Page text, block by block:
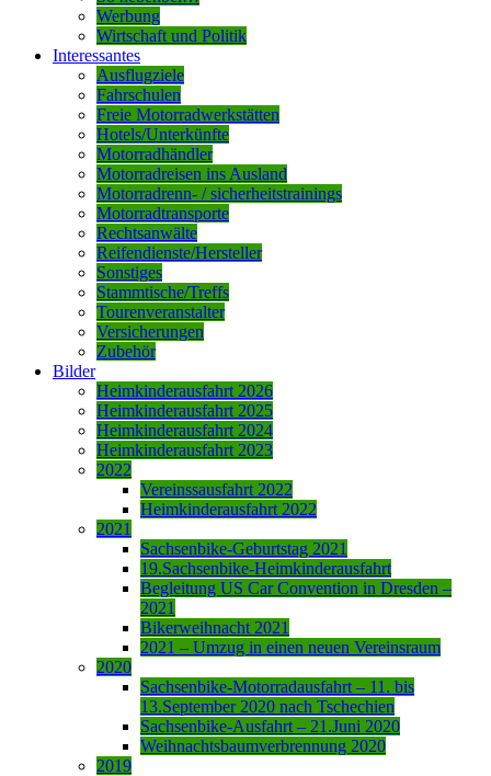
Werbung
Wirtschaft und Politik
Interessantes
Ausflugziele
Fahrschulen
Freie Motorradwerkstätten
Hotels/Unterkünfte
Motorradhändler
Motorradreisen ins Ausland
Motorradrenn- / sicherheitstrainings
Motorradtransporte
Rechtsanwälte
Reifendienste/Hersteller
Sonstiges
Stammtische/Treffs
Tourenveranstalter
Versicherungen
Zubehör
Bilder
Heimkinderausfahrt 2026
Heimkinderausfahrt 2025
Heimkinderausfahrt 2024
Heimkinderausfahrt 2023
2022
Vereinssausfahrt 2022
Heimkinderausfahrt 2022
2021
Sachsenbike-Geburtstag 2021
19.Sachsenbike-Heimkinderausfahrt
Begleitung US Car Convention in Dresden –
2021
Bikerweihnacht 2021
2021 – Umzug in einen neuen Vereinsraum
2020
Sachsenbike-Motorradausfahrt – 11. bis
13.September 2020 nach Tschechien
Sachsenbike-Ausfahrt – 21.Juni 2020
Weihnachtsbaumverbrennung 2020
2019